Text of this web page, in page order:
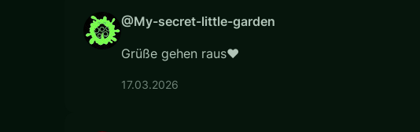
@My-secret-little-garden
Grüße gehen raus❤
17.03.2026